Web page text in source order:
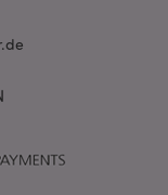
www.puckator.de